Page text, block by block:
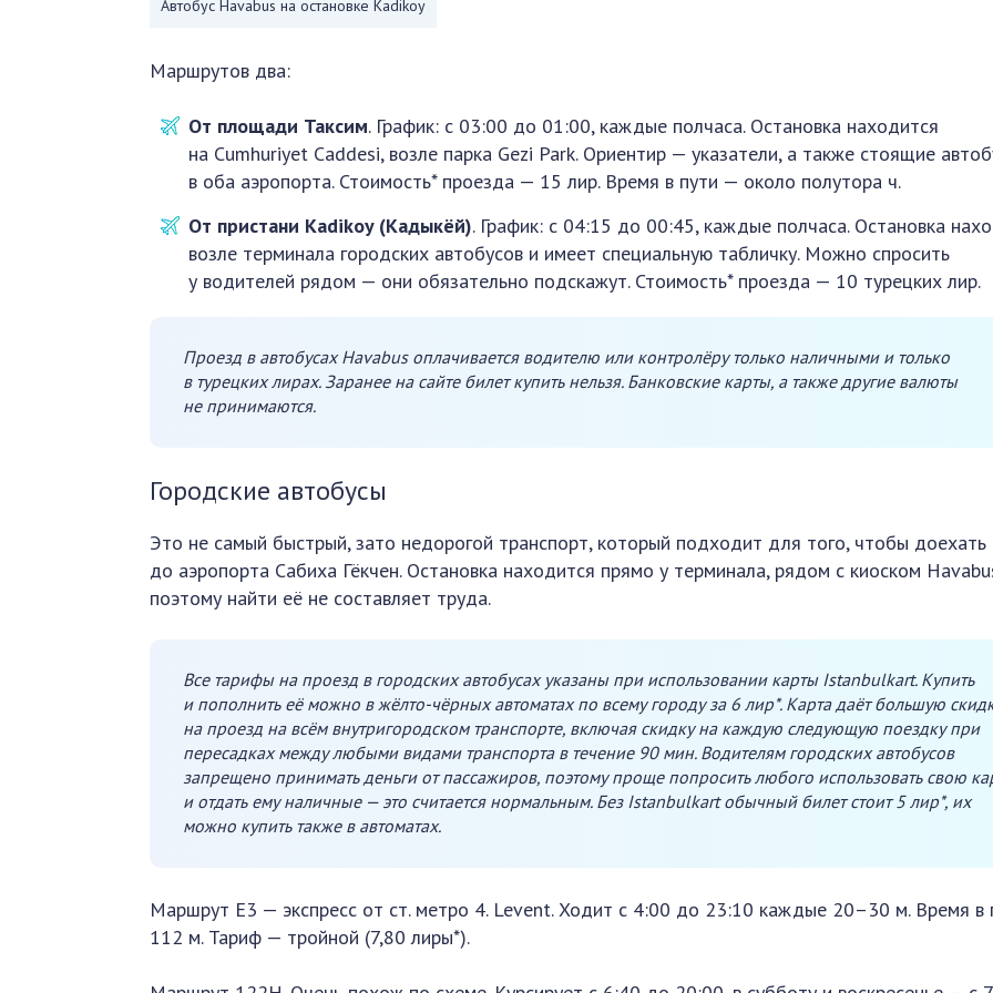
Автобус Havabus на остановке Kadikoy
Маршрутов два:
От площади Таксим. График: с 03:00 до 01:00, каждые полчаса. Остановка находится
на Cumhuriyet Caddesi, возле парка Gezi Park. Ориентир — указатели, а также стоящие
в оба аэропорта. Стоимость* проезда — 15 лир. Время в пути — около полутора ч.
От пристани Kadikoy (Кадыкёй). График: с 04:15 до 00:45, каждые полчаса. Остановка
возле терминала городских автобусов и имеет специальную табличку. Можно спросить
у водителей рядом — они обязательно подскажут. Стоимость* проезда — 10 турецких лир.
Проезд в автобусах Havabus оплачивается водителю или контролёру только наличными и только
в турецких лирах. Заранее на сайте билет купить нельзя. Банковские карты, а также другие валюты
не принимаются.
Городские автобусы
Это не самый быстрый, зато недорогой транспорт, который подходит для того, чтобы доехать
до аэропорта Сабиха Гёкчен. Остановка находится прямо у терминала, рядом с киоском
поэтому найти её не составляет труда.
Все тарифы на проезд в городских автобусах указаны при использовании карты Istanbulkart. Купить
и пополнить её можно в жёлто-чёрных автоматах по всему городу за 6 лир*. Карта даёт большую
на проезд на всём внутригородском транспорте, включая скидку на каждую следующую поездку при
пересадках между любыми видами транспорта в течение 90 мин. Водителям городских автобусов
запрещено принимать деньги от пассажиров, поэтому проще попросить любого использовать свою
и отдать ему наличные — это считается нормальным. Без Istanbulkart обычный билет стоит 5 лир*, их
можно купить также в автоматах.
Маршрут E3 — экспресс от ст. метро 4. Levent. Ходит с 4:00 до 23:10 каждые 20–30 м. Время в
112 м. Тариф — тройной (7,80 лиры*).